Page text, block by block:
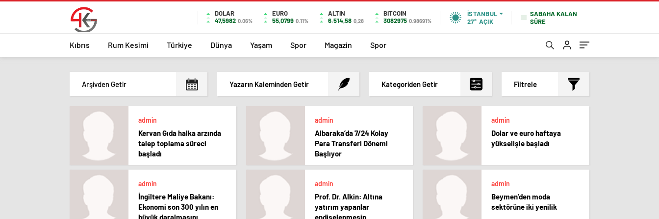
DOLAR
47,5982 0.06%
EURO
55,0799 0.11%
ALTIN
6.514,58 0,28
BITCOIN
3082975 0.98691%
İSTANBUL
27° AÇIK
SABAHA KALAN
SÜRE
Kıbrıs Rum Kesimi Türkiye Dünya Yaşam Spor Magazin Spor
Yazarın Kaleminden Getir Kategoriden Getir Filtrele
En çok okunanlar
Yorum Sayısına Göre
En eskiler
admin
Kervan Gıda halka arzında
talep toplama süreci
başladı
admin
Albaraka’da 7/24 Kolay
Para Transferi Dönemi
Başlıyor
admin
Dolar ve euro haftaya
yükselişle başladı
admin
İngiltere Maliye Bakanı:
Ekonomi son 300 yılın en
büyük daralmasını
admin
Prof. Dr. Alkin: Altına
yatırım yapanlar
endişelenmesin
admin
Beymen’den moda
sektörüne iki yenilik